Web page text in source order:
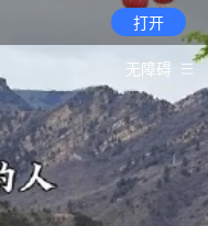
打开
无障碍